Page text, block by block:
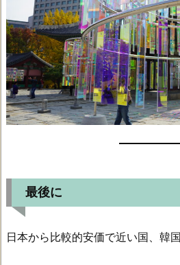
最後に
日本から比較的安価で近い国、韓国